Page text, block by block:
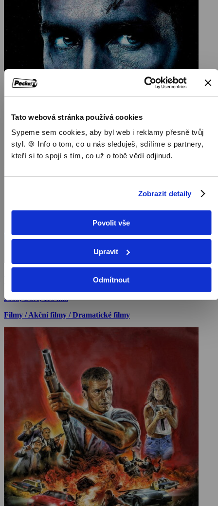
Tato webová stránka používá cookies
Sypeme sem cookies, aby byl web i reklamy přesně tvůj
styl. 🍪 Info o tom, co u nás sleduješ, sdílíme s partnery,
kteří si to spojí s tím, co už o tobě vědí odjinud.
Zobrazit detaily
Povolit vše
Upravit
Odmítnout
Vikingové II
2008, USA, 110 min
Filmy / Akční filmy / Dramatické filmy